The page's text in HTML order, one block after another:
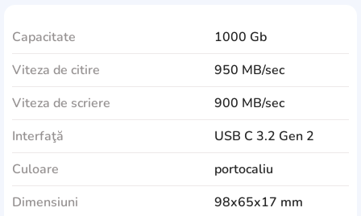
Capacitate
1000 Gb
Viteza de citire
950 MB/sec
Viteza de scriere
900 MB/sec
Interfaţă
USB C 3.2 Gen 2
Culoare
portocaliu
Dimensiuni
98x65x17 mm